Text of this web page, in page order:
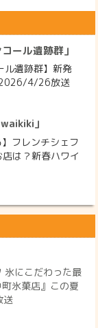
ール遺跡群」
ル遺跡群】新発
2026/4/26放送
」
フレンチシェフ
は？新春ハワイ
氷にこだわった最
氷菓店』この夏
送